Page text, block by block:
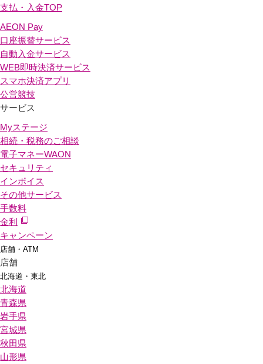
支払・入金TOP
AEON Pay
口座振替サービス
自動入金サービス
WEB即時決済サービス
スマホ決済アプリ
公営競技
サービス
Myステージ
相続・税務のご相談
電子マネーWAON
セキュリティ
インボイス
その他サービス
手数料
金利
キャンペーン
店舗・ATM
店舗
北海道・東北
北海道
青森県
岩手県
宮城県
秋田県
山形県